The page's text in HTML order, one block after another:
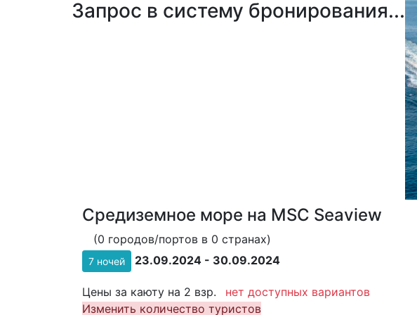
Средиземное море на MSC Seaview
(0 городов/портов в 0 странах)
7 ночей 23.09.2024 - 30.09.2024
Цены за каюту на 2 взр.
нет доступных вариантов
Изменить количество туристов
Запрос в систему бронирования...